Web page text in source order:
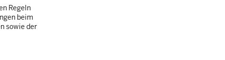
Regeln
beim
sowie der